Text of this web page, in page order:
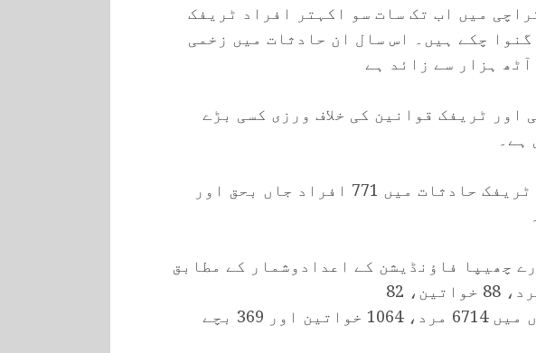
میں اب تک سات سو اکہتر افراد ٹریفک
چکے ہیں۔ اس سال ان حادثات میں زخمی
ہزار سے زائد ہے
اور ٹریفک قوانین کی خلاف ورزی کسی بڑے
2024 میں اب تک مختلف ٹریفک حادثات میں 771 افراد جاں بحق اور
چھیپا فاؤنڈیشن کے اعدادوشمار کے مطابق
بچے شامل ہیں۔ زخمیوں میں 6714 مرد، 1064 خواتین اور 369 بچے